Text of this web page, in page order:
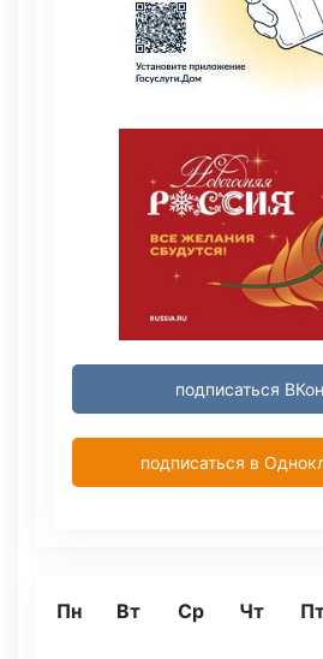
подписаться
подписаться в
Пн Вт Ср Чт